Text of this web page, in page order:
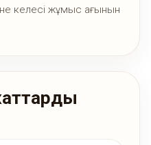
келесі жұмыс ағынын